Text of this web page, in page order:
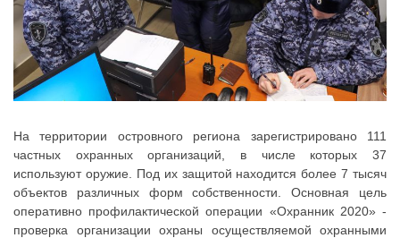
На территории островного региона зарегистрировано 111
частных охранных организаций, в числе которых 37
используют оружие. Под их защитой находится более 7 тысяч
объектов различных форм собственности. Основная цель
оперативно профилактической операции «Охранник 2020» -
проверка организации охраны осуществляемой охранными